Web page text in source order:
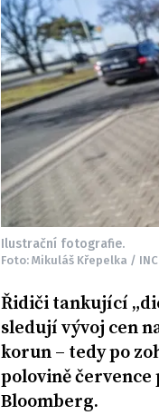
Ilustrační fotografie.
Foto: Mikuláš Křepelka /
Řidiči tankující
sledují vývoj cen
korun – tedy po
polovině července
Bloomberg.